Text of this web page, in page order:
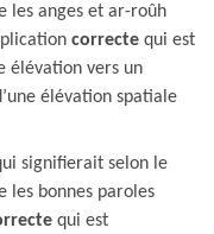
les anges et ar-roûh
correcte qui est
élévation vers un
élévation spatiale
les bonnes paroles
qui est